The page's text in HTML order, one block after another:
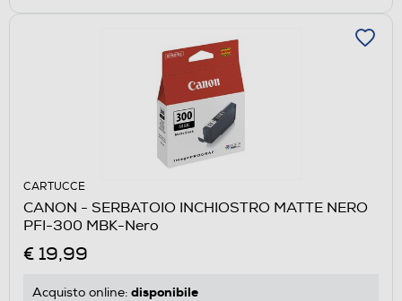
CARTUCCE
CANON - SERBATOIO INCHIOSTRO MATTE NERO
PFI-300 MBK-Nero
€ 19,99
Acquisto online: disponibile